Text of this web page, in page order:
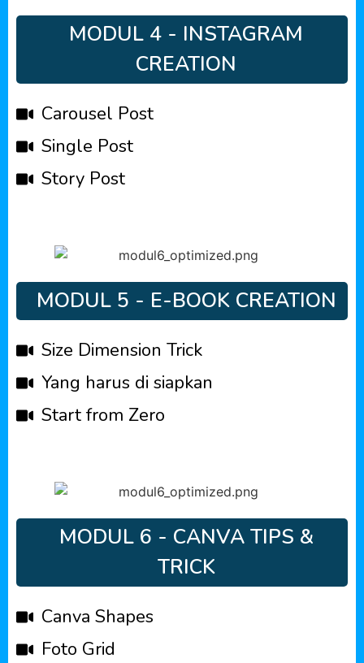
MODUL 4 - INSTAGRAM
CREATION
Carousel Post
Single Post
Story Post
MODUL 5 - E-BOOK CREATION
Size Dimension Trick
Yang harus di siapkan
Start from Zero
MODUL 6 - CANVA TIPS &
TRICK
Canva Shapes
Foto Grid